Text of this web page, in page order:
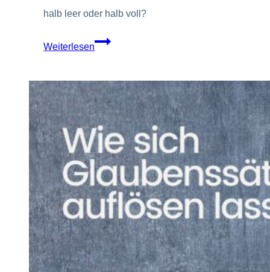
halb leer oder halb voll?
WeiterlesenEndlich
mehr
negativ
denken!